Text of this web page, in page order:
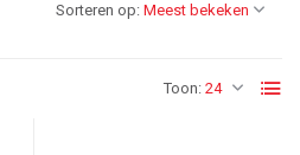
Toon:
Sorteren op: